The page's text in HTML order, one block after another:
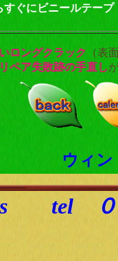
すぐにビニールテー
ロングクラック
（表
ペア失敗跡の手直し
ウィン
tel ０